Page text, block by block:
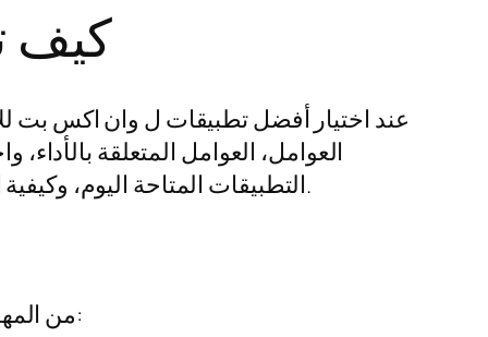
كيف
عند اختيار أفضل تطبيقات ل وان اكس بت
العوامل، العوامل المتعلقة
التطبيقات المتاحة اليوم، وكيفية اختيار الأنسب لك. سنستعرض أيضًا بعض الميزات الرئيسية التي يجب أن تبحث عنها في التطبيقات.
من المهم جدًا أن تعرف ما هي المعايير التي يجب أن تعتمد عليها عند اختيار التطبيقات. تتضمن هذه المعايير: